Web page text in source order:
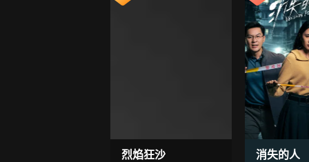
王丽坤深陷权力斗争 守底线，方能
烈焰狂沙 消失的人